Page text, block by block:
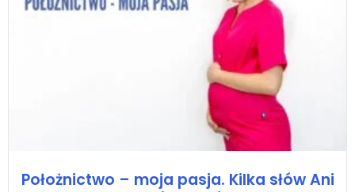
Położnictwo – moja pasja. Kilka słów Ani